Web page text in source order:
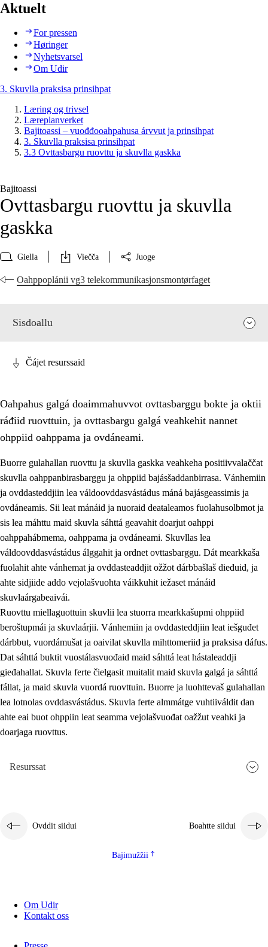
Aktuelt
For pressen
Høringer
Nyhetsvarsel
Om Udir
3. Skuvlla praksisa prinsihpat
Læring og trivsel
Læreplanverket
Bajitoassi – vuođđooahpahusa árvvut ja prinsihpat
3. Skuvlla praksisa prinsihpat
3.3 Ovttasbargu ruovttu ja skuvlla gaskka
Bajitoassi
Ovttasbargu ruovttu ja skuvlla
gaskka
Giella Viečča Juoge
Oahppoplánii vg3 telekommunikasjonsmontørfaget
Sisdoallu
3. Skuvlla praksisa prinsihpat
3.1 Fátmmasteaddji oahppanbiras
3.2 Oahpaheapmi ja heivehuvvon oahpahus
Ovttasbargu ruovttu ja skuvlla gaskka
3.4 Oahpahus oahppofitnodagas ja bargoeallimis
3.5 Profešuvdnasearvevuohta ja skuvlaovdáneapmi
Čájet resurssaid
Oahpahus galgá doaimmahuvvot ovttasbarggu bokte ja oktii
ráđiid ruovttuin, ja ovttasbargu galgá veahkehit nannet
ohppiid oahppama ja ovdáneami.
Buorre gulahallan ruovttu ja skuvlla gaskka veahkeha positiivvalaččat
skuvlla oahppanbirasbarggu ja ohppiid bajásšaddanbirrasa. Vánhemiin
ja ovddasteddjiin lea váldoovddasvástádus máná bajásgeassimis ja
ovdáneamis. Sii leat mánáid ja nuoraid deaŧaleamos fuolahusolbmot ja
sis lea máhttu maid skuvla sáhttá geavahit doarjut oahppi
oahppahábmema, oahppama ja ovdáneami. Skuvllas lea
váldoovddasvástádus álggahit ja ordnet ovttasbarggu. Dát mearkkaša
fuolahit ahte vánhemat ja ovddasteaddjit ožžot dárbbašlaš dieđuid, ja
ahte sidjiide addo vejolašvuohta váikkuhit iežaset mánáid
skuvlaárgabeaivái.
Ruovttu miellaguottuin skuvlii lea stuorra mearkkašupmi ohppiid
beroštupmái ja skuvlaárjii. Vánhemiin ja ovddasteddjiin leat iešguđet
dárbbut, vuordámušat ja oaivilat skuvlla mihttomeriid ja praksisa dáfus.
Dat sáhttá buktit vuostálasvuođaid maid sáhttá leat hástaleaddji
gieđahallat. Skuvla ferte čielgasit muitalit maid skuvla galgá ja sáhttá
fállat, ja maid skuvla vuordá ruovttuin. Buorre ja luohttevaš gulahallan
lea lotnolas ovddasvástádus. Skuvla ferte almmátge vuhtiiváldit dan
ahte eai buot ohppiin leat seamma vejolašvuođat oažžut veahki ja
doarjaga ruovttus.
Resurssat
Ovddit siidui Boahtte siidui
Bajimužžii
Om Udir
Kontakt oss